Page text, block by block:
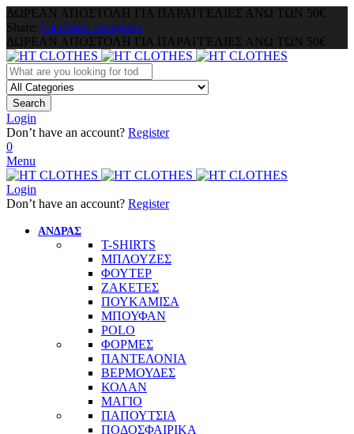
ΔΩΡΕΑΝ ΑΠΟΣΤΟΛΗ ΓΙΑ ΠΑΡΑΓΓΕΛΙΕΣ ΑΝΩ ΤΩΝ 50€
Share: Facebook Instagram
ΔΩΡΕΑΝ ΑΠΟΣΤΟΛΗ ΓΙΑ ΠΑΡΑΓΓΕΛΙΕΣ ΑΝΩ ΤΩΝ 50€
Search
Login
Don’t have an account? Register
0
Menu
Login
Don’t have an account? Register
ΑΝΔΡΑΣ
T-SHIRTS
ΜΠΛΟΥΖΕΣ
ΦΟΥΤΕΡ
ΖΑΚΕΤΕΣ
ΠΟΥΚΑΜΙΣΑ
ΜΠΟΥΦΑΝ
POLO
ΦΟΡΜΕΣ
ΠΑΝΤΕΛΟΝΙΑ
ΒΕΡΜΟΥΔΕΣ
ΚΟΛΑΝ
ΜΑΓΙΟ
ΠΑΠΟΥΤΣΙΑ
ΠΟΔΟΣΦΑΙΡΙΚΑ